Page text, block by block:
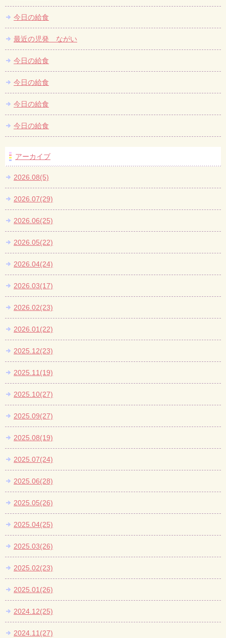
今日の給食
最近の児発 ながい
今日の給食
今日の給食
今日の給食
今日の給食
アーカイブ
2026.08(5)
2026.07(29)
2026.06(25)
2026.05(22)
2026.04(24)
2026.03(17)
2026.02(23)
2026.01(22)
2025.12(23)
2025.11(19)
2025.10(27)
2025.09(27)
2025.08(19)
2025.07(24)
2025.06(28)
2025.05(26)
2025.04(25)
2025.03(26)
2025.02(23)
2025.01(26)
2024.12(25)
2024.11(27)